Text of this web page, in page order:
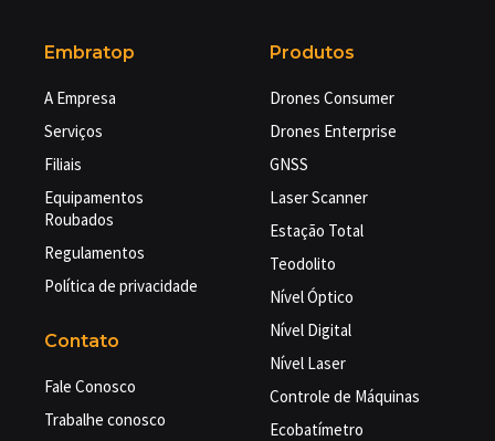
Embratop
A Empresa
Serviços
Filiais
Equipamentos
Roubados
Regulamentos
Política de privacidade
Contato
Fale Conosco
Trabalhe conosco
Produtos
Drones Consumer
Drones Enterprise
GNSS
Laser Scanner
Estação Total
Teodolito
Nível Óptico
Nível Digital
Nível Laser
Controle de Máquinas
Ecobatímetro